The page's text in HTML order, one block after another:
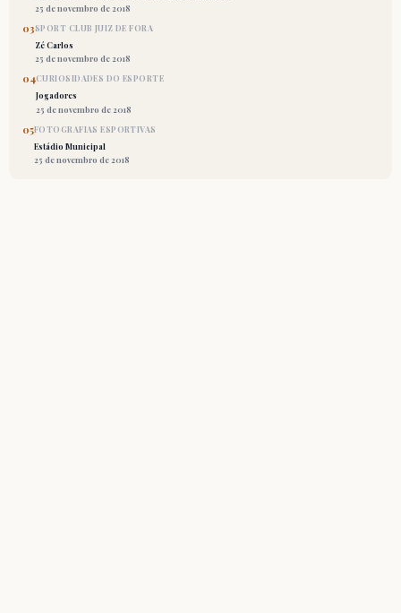
25 de novembro de 2018
03SPORT CLUB JUIZ DE FORA
Zé Carlos
25 de novembro de 2018
04CURIOSIDADES DO ESPORTE
Jogadores
25 de novembro de 2018
05FOTOGRAFIAS ESPORTIVAS
Estádio Municipal
25 de novembro de 2018